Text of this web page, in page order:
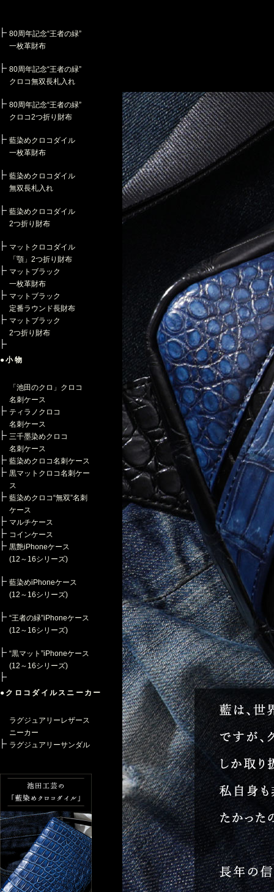
80周年記念“王者の緑”
一枚革財布
80周年記念“王者の緑”
クロコ無双長札入れ
80周年記念“王者の緑”
クロコ2つ折り財布
藍染めクロコダイル
一枚革財布
藍染めクロコダイル
無双長札入れ
藍染めクロコダイル
2つ折り財布
マットクロコダイル
「顎」2つ折り財布
マットブラック
一枚革財布
マットブラック
定番ラウンド長財布
マットブラック
2つ折り財布
●小物
「池田のクロ」クロコ
名刺ケース
ティラノクロコ
名刺ケース
三千墨染めクロコ
名刺ケース
藍染めクロコ名刺ケース
黒マットクロコ名刺ケー
ス
藍染めクロコ“無双”名刺
ケース
マルチケース
コインケース
黒艶iPhoneケース
(12～16シリーズ)
藍染めiPhoneケース
(12～16シリーズ)
“王者の緑”iPhoneケース
(12～16シリーズ)
“黒マット”iPhoneケース
(12～16シリーズ)
●クロコダイルスニーカー
ラグジュアリーレザース
ニーカー
ラグジュアリーサンダル